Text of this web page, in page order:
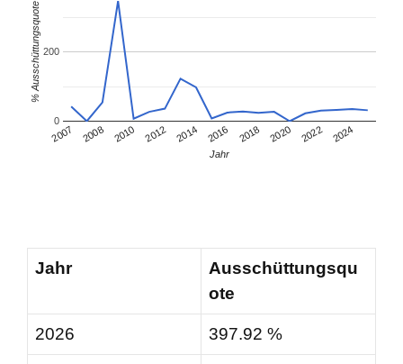
2007 2008 2010 2012 2014 2016 2018 2020 2022 2024
0
200
Jahr
% Ausschüttungsquote
Jahr
Ausschüttungsqu
ote
2026 397.92 %